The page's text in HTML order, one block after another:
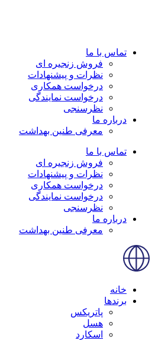
تماس با ما
فروش زنجیره ای
نظرات و پیشنهادات
درخواست همکاری
درخواست نمایندگی
نظرسنجی
درباره ما
معرفی طنین بهداشت
تماس با ما
فروش زنجیره ای
نظرات و پیشنهادات
درخواست همکاری
درخواست نمایندگی
نظرسنجی
درباره ما
معرفی طنین بهداشت
خانه
برندها
پاتریکس
هسل
اسکارد